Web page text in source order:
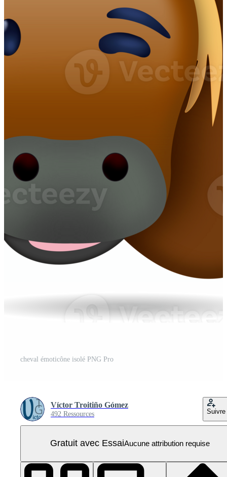
cheval émoticône isolé PNG Pro
Víctor Troitiño Gómez
492 Ressources Suivre
Gratuit avec EssaiAucune attribution requise